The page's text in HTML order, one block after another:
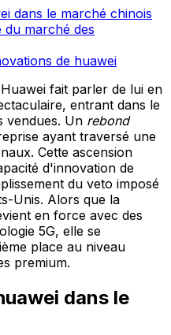
dans le marché chinois
du marché des
de huawei
fait parler de lui en
entrant dans le
vendues. Un rebond
ayant traversé une
Cette ascension
d'innovation de
du veto imposé
Unis. Alors que la
en force avec des
5G, elle se
place au niveau
premium.
dans le